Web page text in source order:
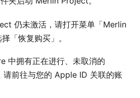
仍未激活，请打开菜单「Merlin
「恢复购买」。
中拥有正在进行、未取消的
请前往与您的 Apple ID 关联的账